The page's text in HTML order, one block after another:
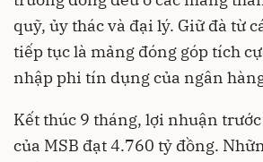
quỹ, ủy thác và đại lý. Giữ đà từ
tiếp tục là mảng đóng góp tích
nhập phi tín dụng của ngân
Kết thúc 9 tháng, lợi nhuận
của MSB đạt 4.760 tỷ đồng.